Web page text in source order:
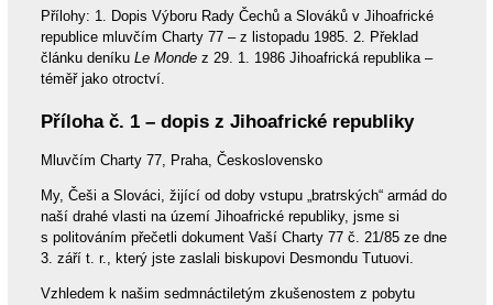
Přílohy: 1. Dopis Výboru Rady Čechů a Slováků v Jihoafrické
republice mluvčím Charty 77 – z listopadu 1985. 2. Překlad
článku deníku Le Mondez 29. 1. 1986 Jihoafrická republika –
téměř jako otroctví.
Příloha č. 1 – dopis z Jihoafrické republiky
Mluvčím Charty 77, Praha, Československo
My, Češi a Slováci, žijící od doby vstupu „bratrských“ armád do
naší drahé vlasti na území Jihoafrické republiky, jsme si
s politováním přečetli dokument Vaší Charty 77 č. 21/85 ze dne
3. září t. r., který jste zaslali biskupovi Desmondu Tutuovi.
Vzhledem k našim sedmnáctiletým zkušenostem z pobytu